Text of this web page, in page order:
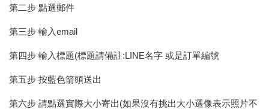
第二步 點選郵件
第三步 輸入email
第四步 輸入標題(標題請備註:LINE名字 或是訂單編號
第五步 按藍色箭頭送出
第六步 請點選實際大小寄出(如果沒有挑出大小選像表示照片不